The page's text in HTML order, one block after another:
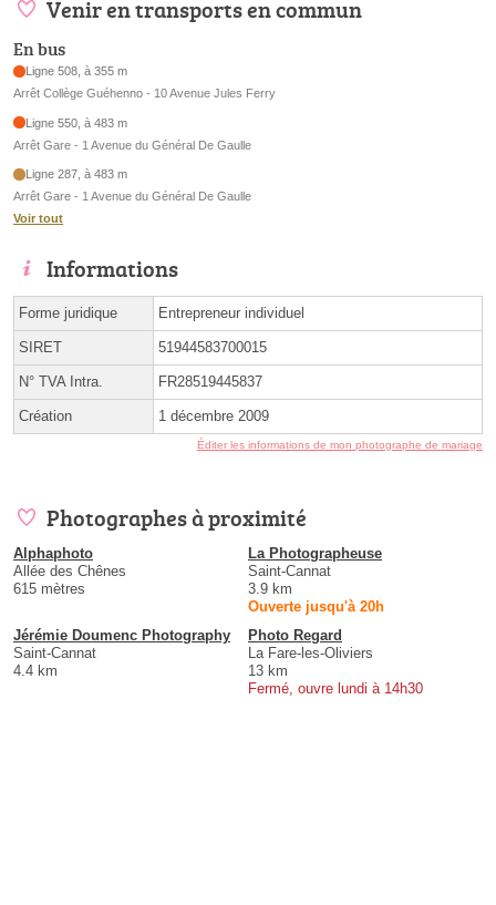
Venir en transports en commun
En bus
Ligne 508, à 355 m
Arrêt Collège Guéhenno - 10 Avenue Jules Ferry
Ligne 550, à 483 m
Arrêt Gare - 1 Avenue du Général De Gaulle
Ligne 287, à 483 m
Arrêt Gare - 1 Avenue du Général De Gaulle
Voir tout
Informations
Forme juridique Entrepreneur individuel
SIRET 51944583700015
N° TVA Intra. FR28519445837
Création 1 décembre 2009
Éditer les informations de mon photographe de mariage
Photographes à proximité
Alphaphoto
Allée des Chênes
615 mètres
La Photographeuse
Saint-Cannat
3.9 km
Ouverte jusqu'à 20h
Jérémie Doumenc Photography
Saint-Cannat
4.4 km
Photo Regard
La Fare-les-Oliviers
13 km
Fermé, ouvre lundi à 14h30